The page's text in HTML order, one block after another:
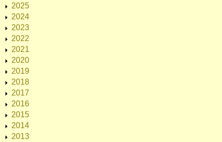
2025
2024
2023
2022
2021
2020
2019
2018
2017
2016
2015
2014
2013